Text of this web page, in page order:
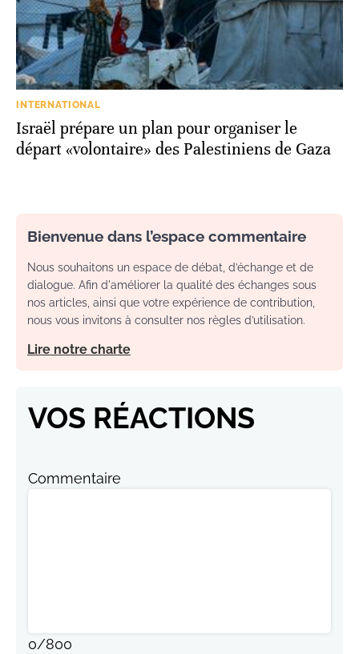
INTERNATIONAL
Israël prépare un plan pour organiser le
départ «volontaire» des Palestiniens de Gaza
Bienvenue dans l’espace commentaire
Nous souhaitons un espace de débat, d’échange et de
dialogue. Afin d'améliorer la qualité des échanges sous
nos articles, ainsi que votre expérience de contribution,
nous vous invitons à consulter nos règles d’utilisation.
Lire notre charte
VOS RÉACTIONS
Commentaire
0/800